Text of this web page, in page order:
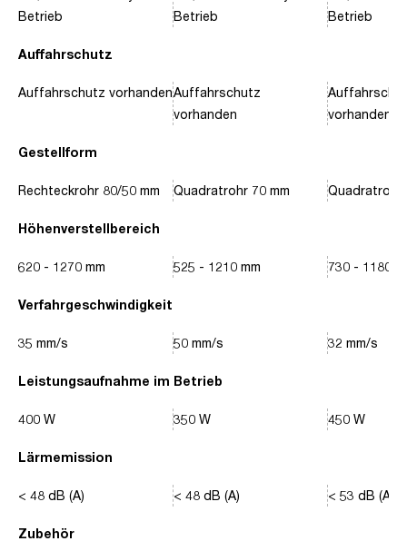
Auffahrschutz
Gestellform
Höhenverstellbereich
Verfahrgeschwindigkeit
Leistungsaufnahme im Betrieb
Lärmemission
Zubehör
Betrieb
Auffahrschutz vorhanden
Rechteckrohr 80/50 mm
620 - 1270 mm
35 mm/s
400 W
< 48 dB (A)
Betrieb
Auffahrschutz
vorhanden
Quadratrohr 70 mm
525 - 1210 mm
50 mm/s
350 W
< 48 dB (A)
Betrieb
vorhanden
Quadratrohr
730 - 1180
32 mm/s
450 W
< 53 dB (A)